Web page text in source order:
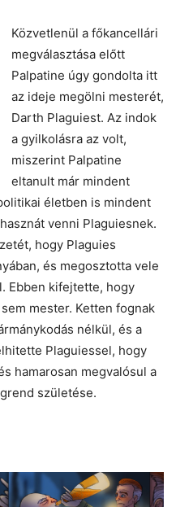
Közvetlenül a főkancellári
megválasztása előtt
Palpatine úgy gondolta itt
az ideje megölni mesterét,
Darth Plaguiest. Az indok
a gyilkolásra az volt,
miszerint Palpatine
eltanult már mindent
életben is mindent
venni Plaguiesnek.
hogy Plaguies
és megosztotta vele
Ebben kifejtette, hogy
mester. Ketten fognak
nélkül, és a
Plaguiessel, hogy
hamarosan megvalósul a
születése.